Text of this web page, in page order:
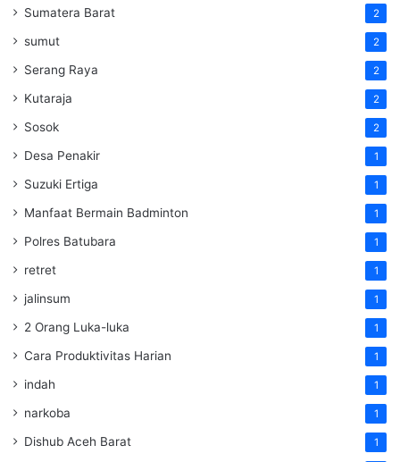
Sumatera Barat 2
sumut 2
Serang Raya 2
Kutaraja 2
Sosok 2
Desa Penakir 1
Suzuki Ertiga 1
Manfaat Bermain Badminton 1
Polres Batubara 1
retret 1
jalinsum 1
2 Orang Luka-luka 1
Cara Produktivitas Harian 1
indah 1
narkoba 1
Dishub Aceh Barat 1